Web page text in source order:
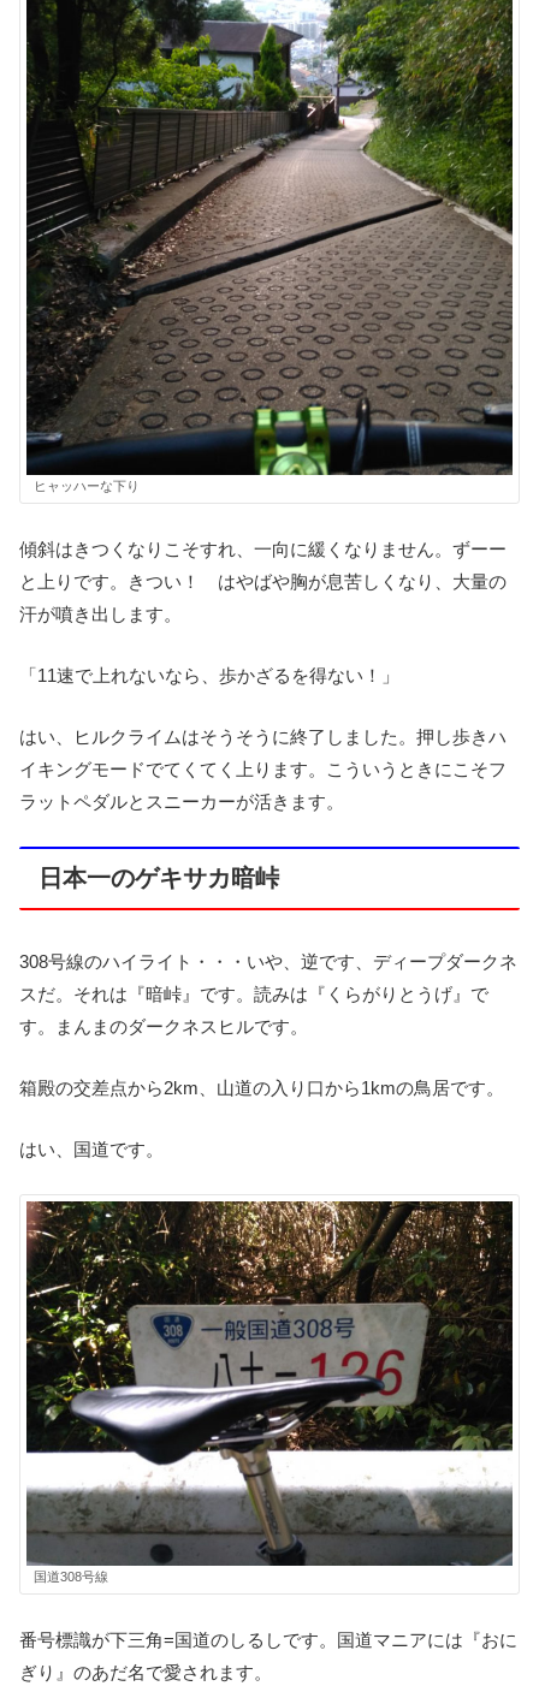
ヒャッハーな下り
傾斜はきつくなりこそすれ、一向に緩くなりません。ずーー
と上りです。きつい！ はやばや胸が息苦しくなり、大量の
汗が噴き出します。
「11速で上れないなら、歩かざるを得ない！」
はい、ヒルクライムはそうそうに終了しました。押し歩きハ
イキングモードでてくてく上ります。こういうときにこそフ
ラットペダルとスニーカーが活きます。
日本一のゲキサカ暗峠
308号線のハイライト・・・いや、逆です、ディープダークネ
スだ。それは『暗峠』です。読みは『くらがりとうげ』で
す。まんまのダークネスヒルです。
箱殿の交差点から2km、山道の入り口から1kmの鳥居です。
はい、国道です。
国道308号線
番号標識が下三角=国道のしるしです。国道マニアには『おに
ぎり』のあだ名で愛されます。